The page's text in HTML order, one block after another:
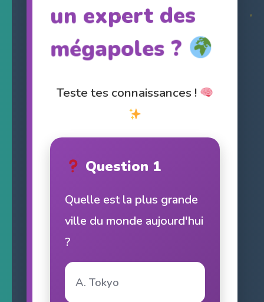
mégapoles ?
Teste tes connaissances !
Question 1
Quelle est la plus grande
ville du monde aujourd'hui
?
A. Tokyo